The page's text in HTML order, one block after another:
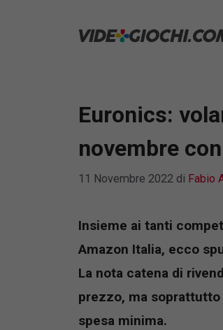
Euronics:
novembre
11 Novembre 2022 di Fabio
Insieme ai tanti
Amazon Italia, ecco
La nota catena di
prezzo, ma
spesa minima.